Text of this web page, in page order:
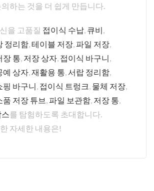
하는 것을 더 쉽게 만듭니다.
을 고품질 접이식 수납, 큐비,
정리함,테이블 저장, 파일 저장,
장 통, 저장 상자, 접이식 바구니,
예 상자,재활용 통,서랍 정리함,
핑 바구니, 접이식 트렁크, 물체 저장,
품 저장 튜브 , 파일 보관함, 저장 통,
를 탐험하도록 초대합니다.
자세한 내용은!